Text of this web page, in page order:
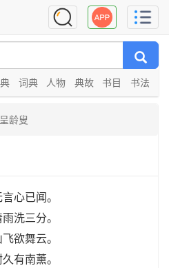
词典 人物 典故 书目 书法
呈龄叟
心已闻。
洗三分。
欲舞云。
有南薰。